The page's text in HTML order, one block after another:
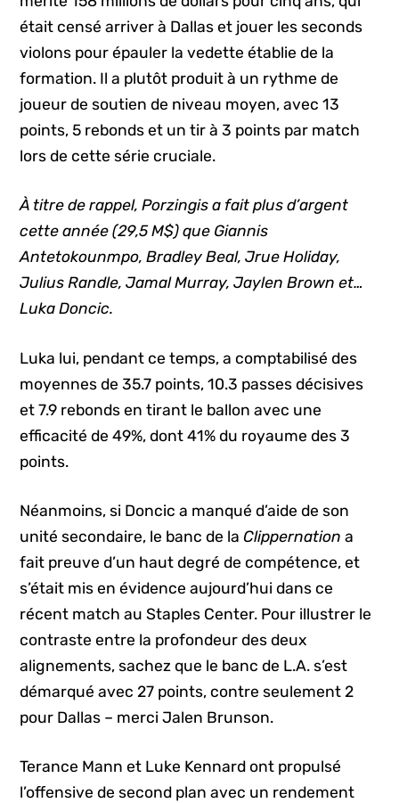
était censé arriver à Dallas et jouer les seconds
violons pour épauler la vedette établie de la
formation. Il a plutôt produit à un rythme de
joueur de soutien de niveau moyen, avec 13
points, 5 rebonds et un tir à 3 points par match
lors de cette série cruciale.
À titre de rappel, Porzingis a fait plus d’argent
cette année (29,5 M$) que Giannis
Antetokounmpo, Bradley Beal, Jrue Holiday,
Julius Randle, Jamal Murray, Jaylen Brown et…
Luka Doncic.
Luka lui, pendant ce temps, a comptabilisé des
moyennes de 35.7 points, 10.3 passes décisives
et 7.9 rebonds en tirant le ballon avec une
efficacité de 49%, dont 41% du royaume des 3
points.
Néanmoins, si Doncic a manqué d’aide de son
unité secondaire, le banc de laClippernation a
fait preuve d’un haut degré de compétence, et
s’était mis en évidence aujourd’hui dans ce
récent match au Staples Center. Pour illustrer le
contraste entre la profondeur des deux
alignements, sachez que le banc de L.A. s’est
démarqué avec 27 points, contre seulement 2
pour Dallas – merci Jalen Brunson.
Terance Mann et Luke Kennard ont propulsé
l’offensive de second plan avec un rendement